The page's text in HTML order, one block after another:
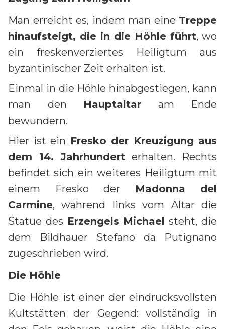
Man erreicht es, indem man eine Treppe
hinaufsteigt, die in die Höhle führt, wo
ein freskenverziertes Heiligtum aus
byzantinischer Zeit erhalten ist.
Einmal in die Höhle hinabgestiegen, kann
man den Hauptaltar am Ende
bewundern.
Hier ist ein Fresko der Kreuzigung aus
dem 14. Jahrhundert erhalten. Rechts
befindet sich ein weiteres Heiligtum mit
einem Fresko der
Madonna del
Carmine, während links vom Altar die
Statue des Erzengels Michael steht, die
dem Bildhauer Stefano da Putignano
zugeschrieben wird.
Die Höhle
Die Höhle ist einer der eindrucksvollsten
Kultstätten der Gegend: vollständig in